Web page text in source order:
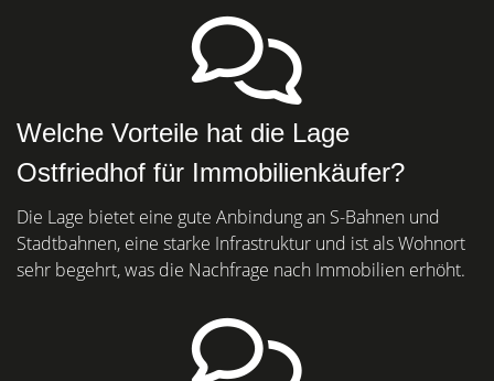
Welche Vorteile hat die Lage
Ostfriedhof für Immobilienkäufer?
Die Lage bietet eine gute Anbindung an S-Bahnen und
Stadtbahnen, eine starke Infrastruktur und ist als Wohnort
sehr begehrt, was die Nachfrage nach Immobilien erhöht.